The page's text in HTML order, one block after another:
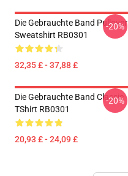
Die Gebrauchte Band Pullover
Sweatshirt RB0301
32,35 £ - 37,88 £
-20%
Die Gebrauchte Band Classic
TShirt RB0301
20,93 £ - 24,09 £
-20%